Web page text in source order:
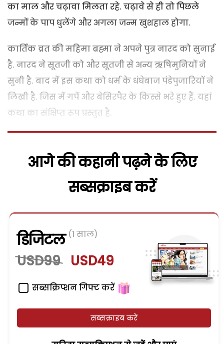
का माल और चढ़ावा मिलता रहे. चढ़ावे से ही तो पिछले
जन्मों के पाप धुलेंगे और अगला जन्म खुशहाल होगा.
कार्तिक व्रत की महिमा ब्रह्मा ने अपने पुत्र नारद को सुनाई
है. नारद ने सूतजी को और सूतजी से अन्य ऋषिमुनियों ने
सुनी है. बाद में इस कथा को धर्म के धंधेबाज पंडेपुजारियों ने
लिखी है. जिस में गपें और बेसिरपैर के किस्से भरे हुए हैं. यहां
कथा का संक्षिप्त रूप प्रस्तुत है.
आगे की कहानी पढ़ने के लिए
सब्सक्राइब करें
डिजिटल (1 साल)
USD99 USD49
सब्सक्रिप्शन गिफ्ट करें
सब्सक्राइब करें